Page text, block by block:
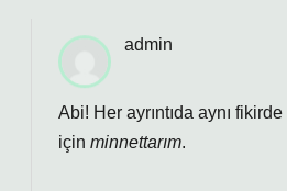
admin
Abi! Her ayrıntıda aynı
için minnettarım.